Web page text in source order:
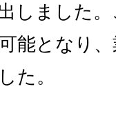
しました
能となり
た。